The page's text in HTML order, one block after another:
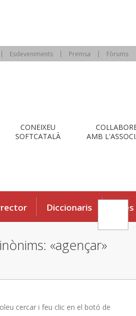
Esdeveniments Premsa Fòrums
CONEIXEU
SOFTCATALÀ
AMB
Diccionaris Eines
«agençar»
cercar i feu clic en el botó de